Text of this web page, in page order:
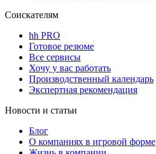
Соискателям
hh PRO
Готовое резюме
Все сервисы
Хочу у вас работать
Производственный календарь
Экспертная рекомендация
Новости и статьи
Блог
О компаниях в игровой форме